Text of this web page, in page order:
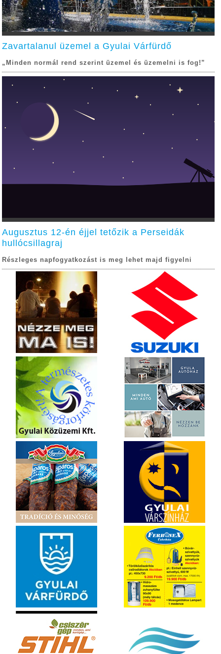
Zavartalanul üzemel a Gyulai Várfürdő
„Minden normál rend szerint üzemel és üzemelni is fog!”
Augusztus 12-én éjjel tetőzik a Perseidák
hullócsillagraj
Részleges napfogyatkozást is meg lehet majd figyelni